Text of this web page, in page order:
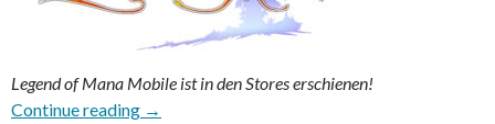
Legend of Mana Mobile ist in den Stores erschienen!
Continue reading Legend of Mana Mobile erschienen
→